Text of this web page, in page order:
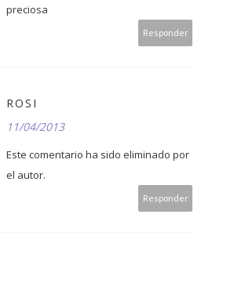
preciosa
Responder
ROSI
11/04/2013
Este comentario ha sido eliminado por
el autor.
Responder